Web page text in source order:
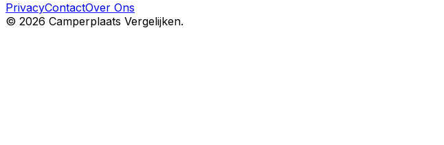
PrivacyContactOver Ons
© 2026 Camperplaats Vergelijken.